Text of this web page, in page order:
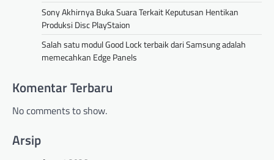
Sony Akhirnya Buka Suara Terkait Keputusan Hentikan
Produksi Disc PlayStaion
Salah satu modul Good Lock terbaik dari Samsung adalah
memecahkan Edge Panels
Komentar Terbaru
No comments to show.
Arsip